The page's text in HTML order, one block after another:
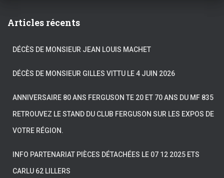
Articles récents
DÉCÈS DE MONSIEUR JEAN LOUIS MACHET
DÉCÈS DE MONSIEUR GILLES VITTU LE 4 JUIN 2026
ANNIVERSAIRE 80 ANS FERGUSON TE 20 ET 70 ANS DU MF 835
RETROUVEZ LE STAND DU CLUB FERGUSON SUR LES EXPOS DE
VOTRE RÉGION.
INFO PARTENARIAT PIÈCES DÉTACHÉES LE 07 12 2025 ETS
CARLU 62 LILLERS